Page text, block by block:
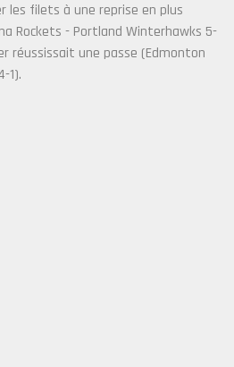
filets à une reprise en plus
Rockets - Portland Winterhawks 5-
réussissait une passe (Edmonton
1).